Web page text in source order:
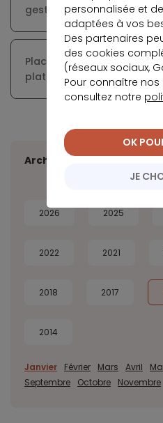
gestion des plaintes
Placements sécurisés et
plateforme de
Archives
2026 2025
2022 2021
2018 2017
2014
Janvier Février Mars Avril
Septembre
Octobre Novembre
personnalisée et
adaptées à vos
Des partenaires
des cookies
(réseaux sociaux,
Pour connaître
consultez notre
JE
OK